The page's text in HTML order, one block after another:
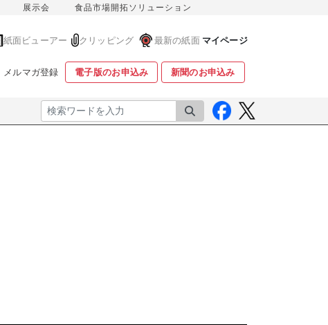
展示会 食品市場開拓ソリューション
紙面ビューアー クリッピング 最新の紙面 マイページ
メルマガ登録 電子版のお申込み 新聞のお申込み
検索